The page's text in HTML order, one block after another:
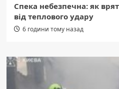
Спека небезпечна: як
від теплового удару
6 години тому назад